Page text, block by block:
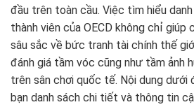
đầu trên toàn cầu. Việc tìm hiểu
thành viên của OECD không chỉ giúp
sâu sắc về bức tranh tài chính thế
đánh giá tầm vóc cũng như tầm ảnh
trên sân chơi quốc tế. Nội dung dưới
bạn danh sách chi tiết và thông tin